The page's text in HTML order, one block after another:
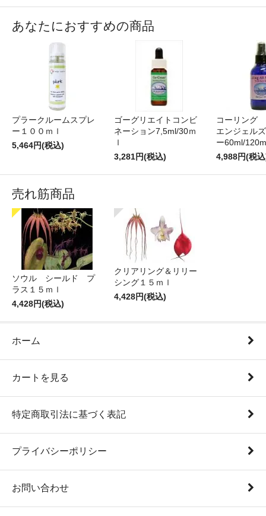
あなたにおすすめの商品
プラークルームスプレ
ー１００ｍｌ
5,464円(税込)
ゴーグリエイトコンビ
ネーション7,5ml/30ｍ
ｌ
3,281円(税込)
コーリン
エンジェル
ー60ml/
4,988円(税
売れ筋商品
ソウル シールド プ
ラス１５ｍｌ
4,428円(税込)
クリアリング＆リリー
シング１５ｍｌ
4,428円(税込)
ホーム
カートを見る
特定商取引法に基づく表記
プライバシーポリシー
お問い合わせ